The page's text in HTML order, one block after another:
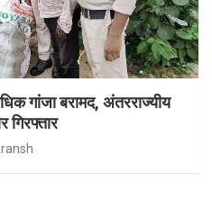
गांजा बरामद, अंतरराज्यीय
गिरफ्तार